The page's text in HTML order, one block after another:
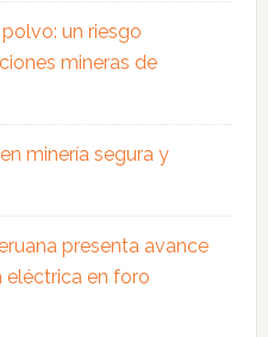
un riesgo
mineras de
minería segura y
presenta avance
eléctrica en foro